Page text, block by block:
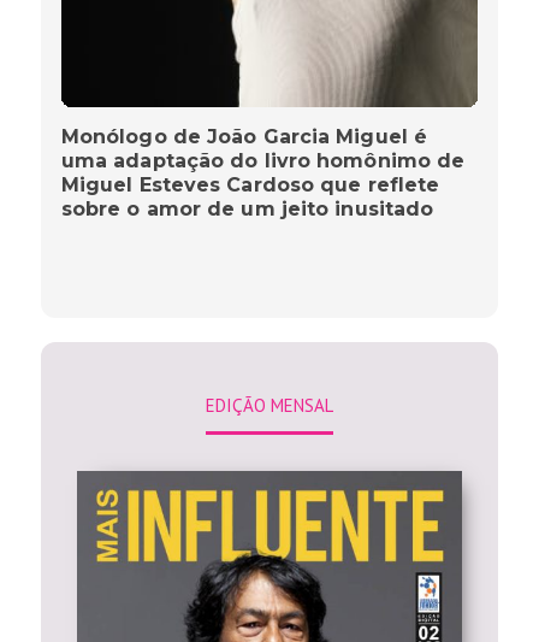
Monólogo de João Garcia Miguel é
uma adaptação do livro homônimo de
Miguel Esteves Cardoso que reflete
sobre o amor de um jeito inusitado
EDIÇÃO MENSAL